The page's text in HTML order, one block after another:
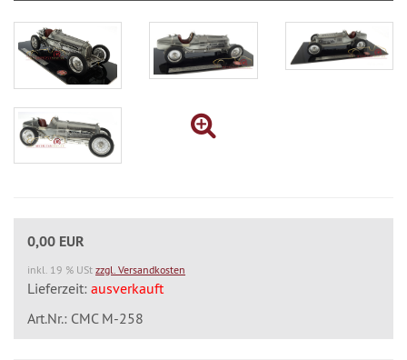
0,00 EUR
inkl. 19 % USt zzgl. Versandkosten
Lieferzeit: ausverkauft
Art.Nr.: CMC M-258